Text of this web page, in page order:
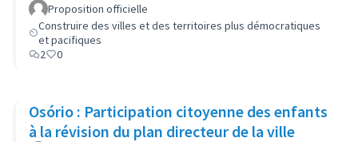
Proposition officielle
Construire des villes et des territoires plus démocratiques
et pacifiques
2
0
Osório : Participation citoyenne des enfants
à la révision du plan directeur de la ville